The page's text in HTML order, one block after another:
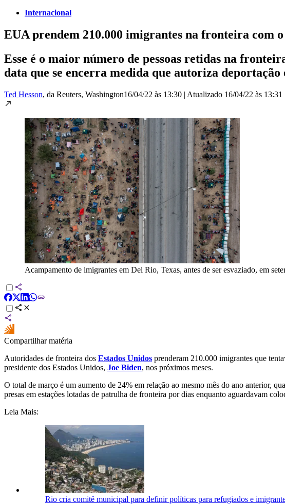
Internacional
EUA prendem 210.000 imigrantes na fronteira com
Esse é o maior número de pessoas retidas na
data que se encerra medida que autoriza deportação
Ted Hesson, da Reuters, Washington16/04/22 às 13:30 | Atualizado 16/04/22 às 13:31
Acampamento de imigrantes em Del Rio, Texas, antes de ser esvaziado, em
Compartilhar matéria
Autoridades de fronteira dos Estados Unidos prenderam 210.000 imigrantes que
presidente dos Estados Unidos, Joe Biden, nos próximos meses.
O total de março é um aumento de 24% em relação ao mesmo mês do ano anterior,
presas em estações lotadas de patrulha de fronteira por dias enquanto aguardavam
Leia Mais:
Rio cria comitê municipal para definir políticas para refugiados e